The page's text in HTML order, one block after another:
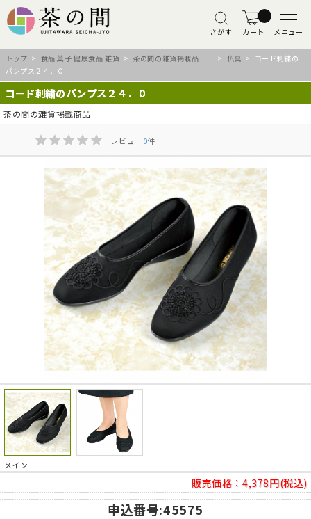
さがす カート メニュー
トップ > 食品 菓子 健康食品 雑貨 > 茶の間の雑貨掲載品 > 仏具 > コード刺繍の
パンプス２４．０
コード刺繍のパンプス２４．０
茶の間の雑貨掲載商品
レビュー0件
メイン
販売価格： 4,378円(税込)
申込番号:45575